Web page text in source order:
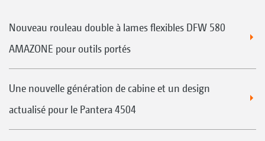
Nouveau rouleau double à lames flexibles DFW 580
AMAZONE pour outils portés
Une nouvelle génération de cabine et un design
actualisé pour le Pantera 4504